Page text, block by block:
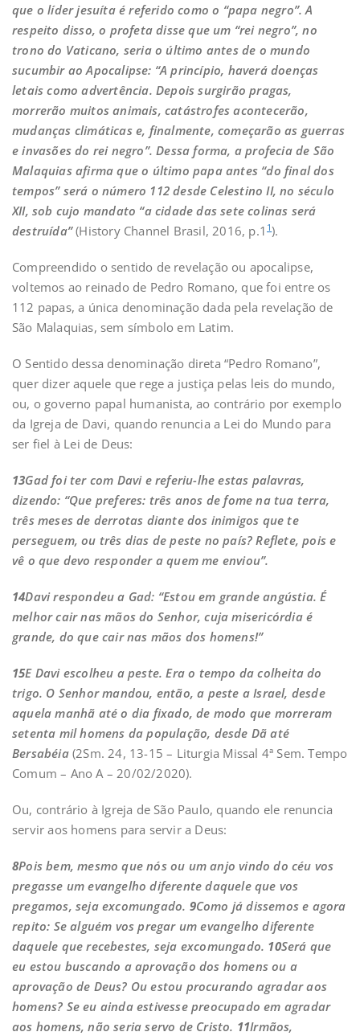
que o líder jesuíta é referido como o “papa negro”. A
respeito disso, o profeta disse que um “rei negro”, no
trono do Vaticano, seria o último antes de o mundo
sucumbir ao Apocalipse: “A princípio, haverá doenças
letais como advertência. Depois surgirão pragas,
morrerão muitos animais, catástrofes acontecerão,
mudanças climáticas e, finalmente, começarão as guerras
e invasões do rei negro”. Dessa forma, a profecia de São
Malaquias afirma que o último papa antes “do final dos
tempos” será o número 112 desde Celestino II, no século
XII, sob cujo mandato “a cidade das sete colinas será
destruída”(History Channel Brasil, 2016, p.1 1).
Compreendido o sentido de revelação ou apocalipse,
voltemos ao reinado de Pedro Romano, que foi entre os
112 papas, a única denominação dada pela revelação de
São Malaquias, sem símbolo em Latim.
O Sentido dessa denominação direta “Pedro Romano”,
quer dizer aquele que rege a justiça pelas leis do mundo,
ou, o governo papal humanista, ao contrário por exemplo
da Igreja de Davi, quando renuncia a Lei do Mundo para
ser fiel à Lei de Deus:
13Gad foi ter com Davi e referiu-lhe estas palavras,
dizendo: “Que preferes: três anos de fome na tua terra,
três meses de derrotas diante dos inimigos que te
perseguem, ou três dias de peste no país? Reflete, pois e
vê o que devo responder a quem me enviou”.
14Davi respondeu a Gad: “Estou em grande angústia. É
melhor cair nas mãos do Senhor, cuja misericórdia é
grande, do que cair nas mãos dos homens!”
15E Davi escolheu a peste. Era o tempo da colheita do
trigo. O Senhor mandou, então, a peste a Israel, desde
aquela manhã até o dia fixado, de modo que morreram
setenta mil homens da população, desde Dã até
Bersabéia (2Sm. 24, 13-15 – Liturgia Missal 4ª Sem. Tempo
Comum – Ano A – 20/02/2020).
Ou, contrário à Igreja de São Paulo, quando ele renuncia
servir aos homens para servir a Deus:
8Pois bem, mesmo que nós ou um anjo vindo do céu vos
pregasse um evangelho diferente daquele que vos
pregamos, seja excomungado. 9Como já dissemos e agora
repito: Se alguém vos pregar um evangelho diferente
daquele que recebestes, seja excomungado. 10Será que
eu estou buscando a aprovação dos homens ou a
aprovação de Deus? Ou estou procurando agradar aos
homens? Se eu ainda estivesse preocupado em agradar
aos homens, não seria servo de Cristo. 11Irmãos,